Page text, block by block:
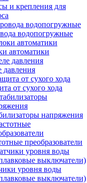
и крепления для
водопогружные
автоматики
давления
от сухого хода
напряжения
преобразователи
уровня воды
выключатели)